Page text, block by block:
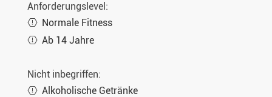
Anforderungslevel:
Normale Fitness
Ab 14 Jahre
Nicht inbegriffen:
Alkoholische Getränke